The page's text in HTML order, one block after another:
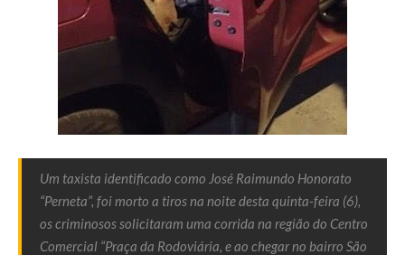
Um taxista identificado como José Raimundo Honorato
“Perneta”, foi morto a tiros na noite desta quinta-feira (6),
os criminosos solicitaram uma corrida na região do Centro
Comercial “Praça da Rodoviária, e ao chegar no bairro São